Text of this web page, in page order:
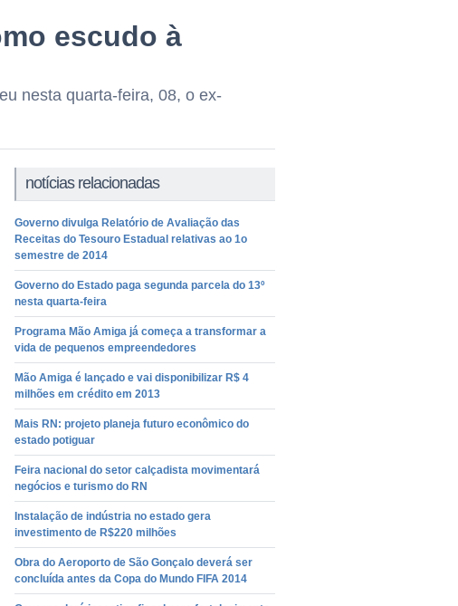
escudo à
nesta quarta-feira, 08, o ex-
notícias relacionadas
Governo divulga Relatório de Avaliação das
Receitas do Tesouro Estadual relativas ao 1o
semestre de 2014
Governo do Estado paga segunda parcela do 13º
nesta quarta-feira
Programa Mão Amiga já começa a transformar a
vida de pequenos empreendedores
Mão Amiga é lançado e vai disponibilizar R$ 4
milhões em crédito em 2013
Mais RN: projeto planeja futuro econômico do
estado potiguar
Feira nacional do setor calçadista movimentará
negócios e turismo do RN
Instalação de indústria no estado gera
investimento de R$220 milhões
Obra do Aeroporto de São Gonçalo deverá ser
concluída antes da Copa do Mundo FIFA 2014